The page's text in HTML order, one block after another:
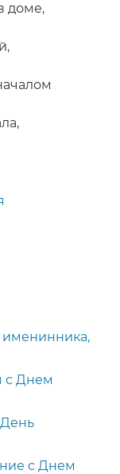
доме,
с Днем
с Днем